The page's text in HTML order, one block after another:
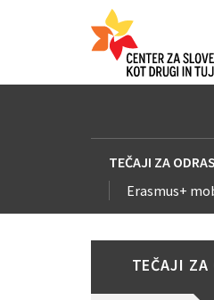
TEČAJI ZA
Erasmus+
TEČAJI ZA